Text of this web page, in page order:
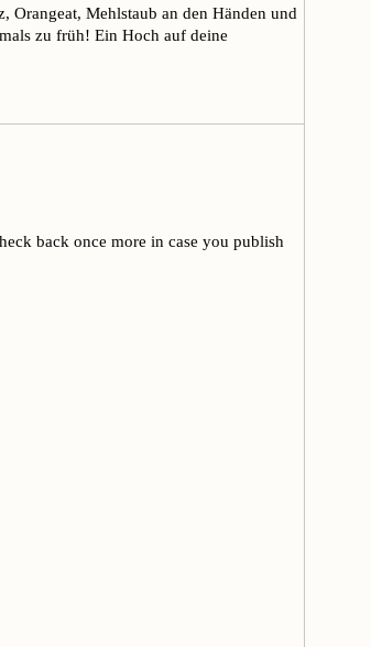
Orangeat, Mehlstaub an den Händen und
zu früh! Ein Hoch auf deine
back once more in case you publish